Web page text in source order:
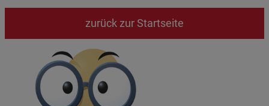
zurück zur Startseite